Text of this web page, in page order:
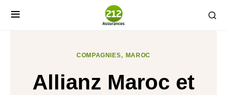
COMPAGNIES MAROC
Allianz Maroc et